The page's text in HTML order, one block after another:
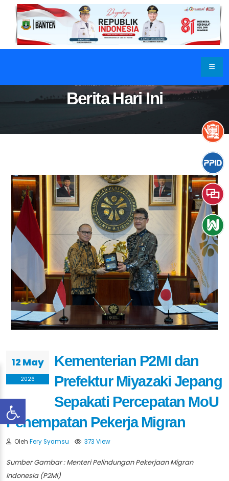
Berita Hari Ini
BERANDA BERITA & ARTIKEL
12 May
2026
Kementerian P2MI dan
Prefektur Miyazaki Jepang
Sepakati Percepatan MoU
Penempatan Pekerja Migran
Oleh Fery Syamsu 373 View
Sumber Gambar : Menteri Pelindungan Pekerjaan Migran
Indonesia (P2MI)